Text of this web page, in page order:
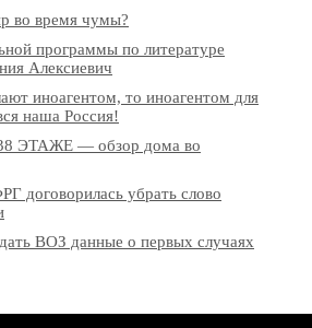
во время чумы?
программы по литературе
Алексиевич
иноагентом, то иноагентом для
наша Россия!
38 ЭТАЖЕ — обзор дома во
договорилась убрать слово
ВОЗ данные о первых случаях